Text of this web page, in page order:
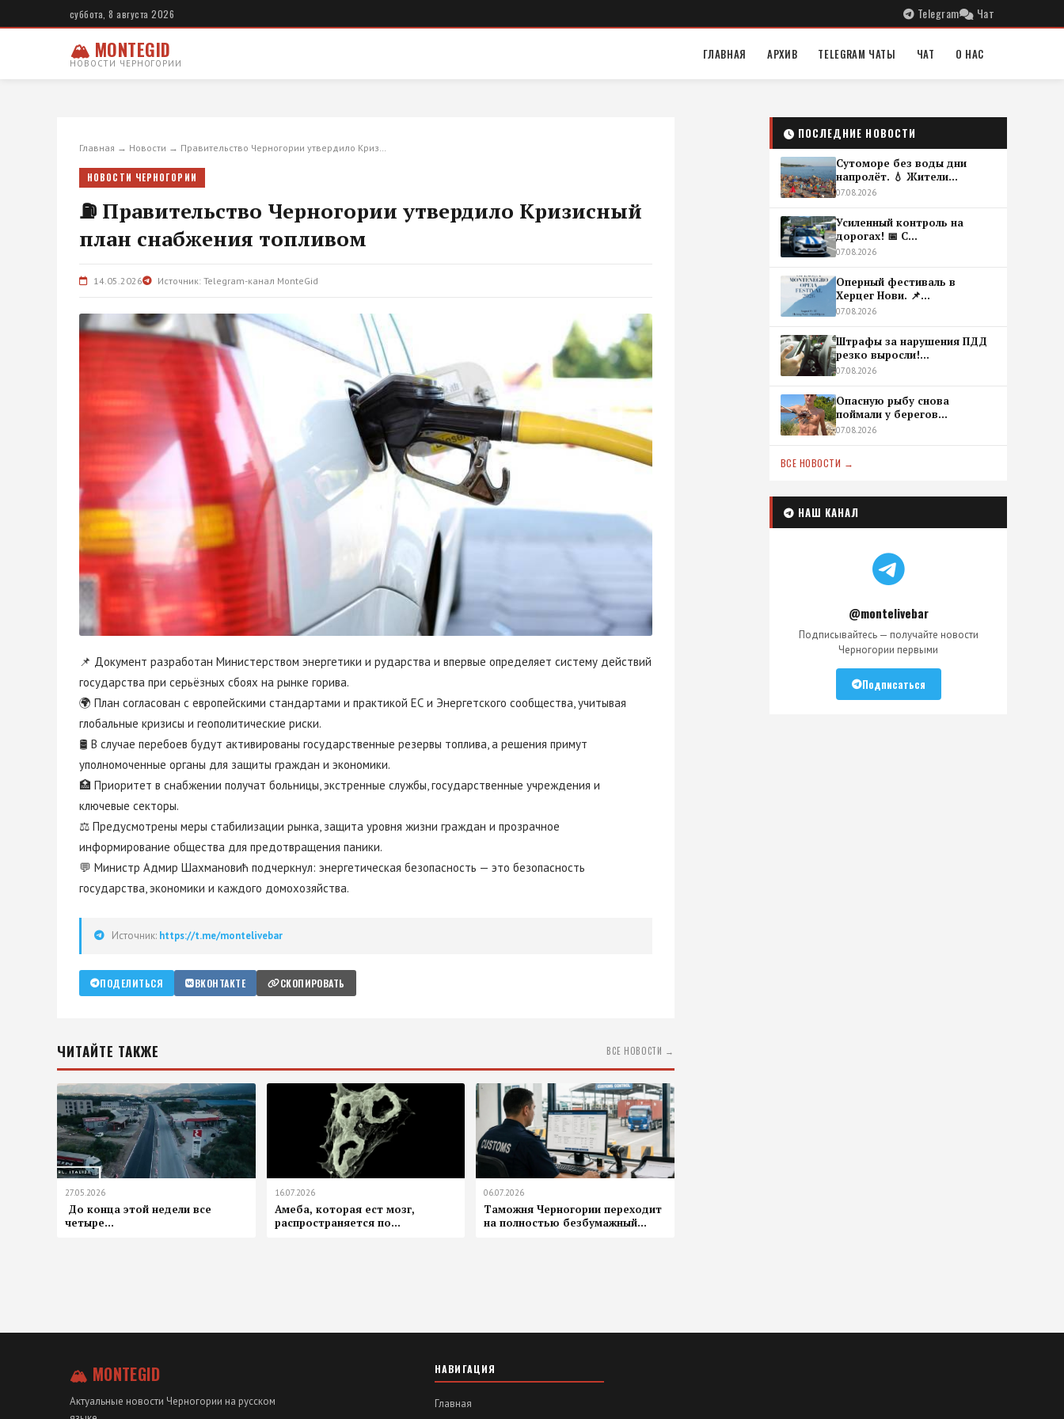
суббота, 8 августа 2026 Telegram Чат
🏔 MONTEGID
НОВОСТИ ЧЕРНОГОРИИ
ГЛАВНАЯ АРХИВ TELEGRAM ЧАТЫ ЧАТ О НАС
Главная → Новости → Правительство Черногории утвердило Криз…
НОВОСТИ ЧЕРНОГОРИИ
⛽ Правительство Черногории утвердило Кризисный
план снабжения топливом
14.05.2026 Источник: Telegram-канал MonteGid
📌 Документ разработан Министерством энергетики и рударства и впервые определяет систему действий
государства при серьёзных сбоях на рынке горива.
🌍 План согласован с европейскими стандартами и практикой ЕС и Энергетского сообщества, учитывая
глобальные кризисы и геополитические риски.
🛢️ В случае перебоев будут активированы государственные резервы топлива, а решения примут
уполномоченные органы для защиты граждан и экономики.
🏥 Приоритет в снабжении получат больницы, экстренные службы, государственные учреждения и
ключевые секторы.
⚖️ Предусмотрены меры стабилизации рынка, защита уровня жизни граждан и прозрачное
информирование общества для предотвращения паники.
💬 Министр Адмир Шахмановић подчеркнул: энергетическая безопасность — это безопасность
государства, экономики и каждого домохозяйства.
Источник: https://t.me/montelivebar
ПОДЕЛИТЬСЯ ВКОНТАКТЕ СКОПИРОВАТЬ
ЧИТАЙТЕ ТАКЖЕ ВСЕ НОВОСТИ →
27.05.2026
️ До конца этой недели все
четыре...
16.07.2026
Амеба, которая ест мозг,
распространяется по...
06.07.2026
Таможня Черногории переходит
на полностью безбумажный...
ПОСЛЕДНИЕ НОВОСТИ
Сутоморе без воды дни
напролёт. 💧 Жители...
07.08.2026
Усиленный контроль на
дорогах! 📅 С...
07.08.2026
Оперный фестиваль в
Херцег Нови. 📌...
07.08.2026
Штрафы за нарушения ПДД
резко выросли!...
07.08.2026
Опасную рыбу снова
поймали у берегов...
07.08.2026
ВСЕ НОВОСТИ →
НАШ КАНАЛ
@montelivebar
Подписывайтесь — получайте новости
Черногории первыми
Подписаться
🏔 MONTEGID
Актуальные новости Черногории на русском
НАВИГАЦИЯ
Главная